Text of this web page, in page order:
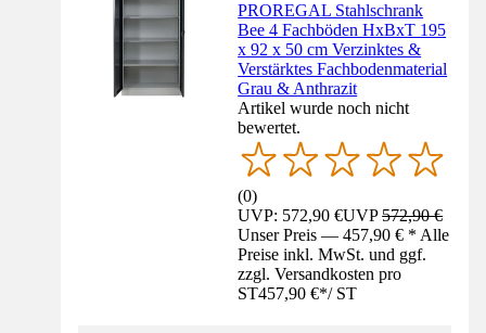
PROREGAL Stahlschrank
Bee 4 Fachböden HxBxT 195
x 92 x 50 cm Verzinktes &
Verstärktes Fachbodenmaterial
Grau & Anthrazit
Artikel wurde noch nicht
bewertet.
(0)
UVP: 572,90 €UVP572,90 €
Unser Preis — 457,90 € * Alle
Preise inkl. MwSt. und ggf.
zzgl. Versandkosten pro
ST457,90 €*/ ST